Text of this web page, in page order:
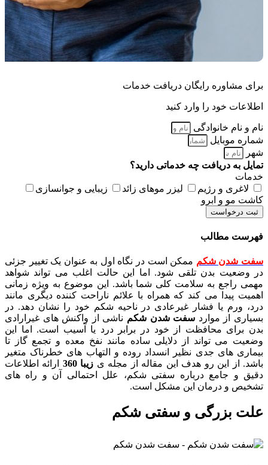
برای مشاوره رایگان دریافت خدمات
اطلاعات خود را وارد کنید
نام و نام خانوادگی
شماره موبایل
شهر
تمایل به دریافت چه خدماتی دارید؟
خدمات
لاغری و رژیم
لیزر موهای زائد
زیبایی و جوانسازی
کاشت مو و ابرو
ثبت درخواست
فهرست مطالب
سفت شدن شکم ممکن است در نگاه اول به عنوان یک تغییر جزئی
در وضعیت بدن تلقی شود. اما این حالت اغلب می تواند شواهد
مهمی راجع به سلامت کلی شما باشد. این موضوع به ویژه زمانی
اهمیت پیدا می کند که همراه با علائم ناراحت کننده دیگری مانند
درد، ورم یا فشار غیرعادی در ناحیه شکم خود را نشان دهد. در
بسیاری از موارد سفت شدن شکم ناشی از واکنش های غیرارادی
بدن برای محافظت از خود در برابر درد یا آسیب است. اما این
وضعیت می تواند از دلایلی ساده مانند نفخ معده و تجمع گاز تا
بیماری های جدی نظیر انسداد روده و التهاب های خطرناک متغیر
باشد. از این رو هدف این مقاله از مجله ی زیبا 360
ارائه اطلاعات
دقیق و جامع درباره سفتی شکم، علل احتمالی آن و راه های
تشخیص و درمان این مشکل است.
علت بزرگی و سفتی شکم